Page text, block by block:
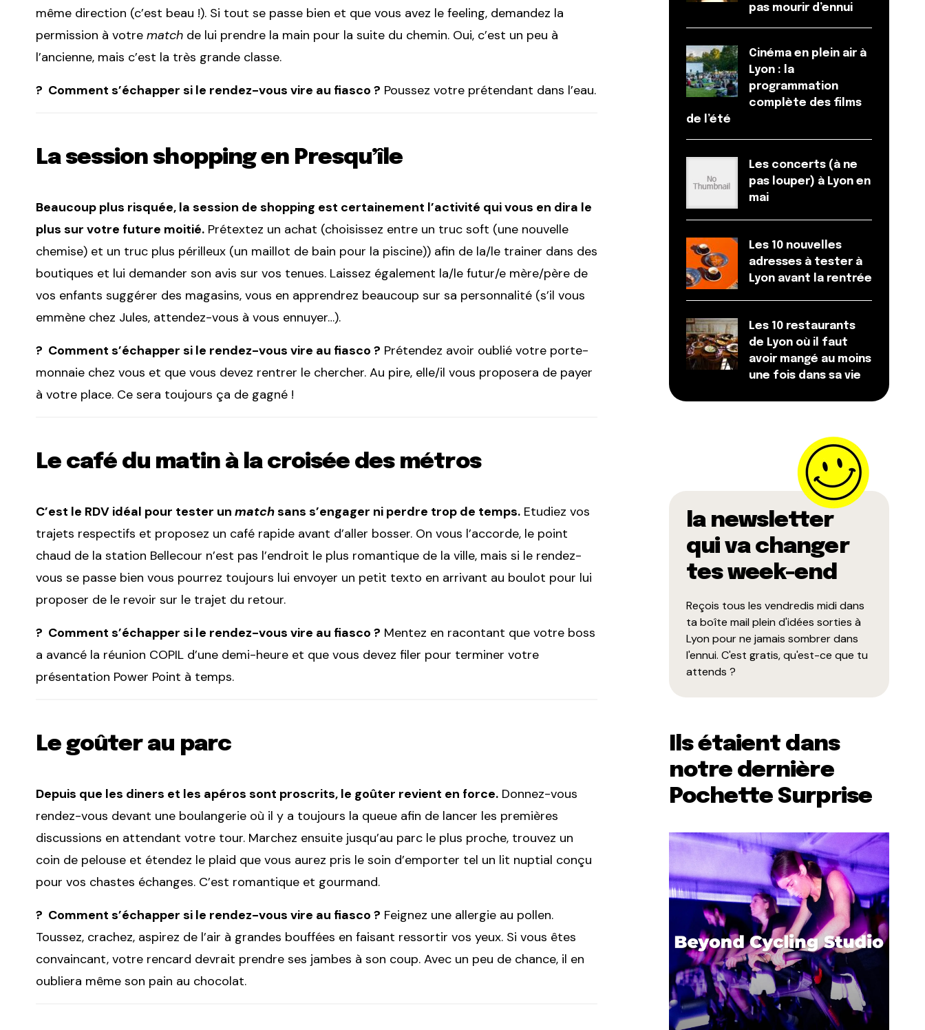
même direction (c’est beau !). Si tout se passe bien et que vous avez le feeling, demandez la
permission à votre match de lui prendre la main pour la suite du chemin. Oui, c’est un peu à
l’ancienne, mais c’est la très grande classe.
? Comment s’échapper si le rendez-vous vire au fiasco ? Poussez votre prétendant dans l’eau.
La session shopping en Presqu’île
Beaucoup plus risquée, la session de shopping est certainement l’activité qui vous en dira le
plus sur votre future moitié. Prétextez un achat (choisissez entre un truc soft (une nouvelle
chemise) et un truc plus périlleux (un maillot de bain pour la piscine)) afin de la/le trainer dans des
boutiques et lui demander son avis sur vos tenues. Laissez également la/le futur/e mère/père de
vos enfants suggérer des magasins, vous en apprendrez beaucoup sur sa personnalité (s’il vous
emmène chez Jules, attendez-vous à vous ennuyer…).
? Comment s’échapper si le rendez-vous vire au fiasco ? Prétendez avoir oublié votre porte-
monnaie chez vous et que vous devez rentrer le chercher. Au pire, elle/il vous proposera de payer
à votre place. Ce sera toujours ça de gagné !
Le café du matin à la croisée des métros
C’est le RDV idéal pour tester un matchsans s’engager ni perdre trop de temps. Etudiez vos
trajets respectifs et proposez un café rapide avant d’aller bosser. On vous l’accorde, le point
chaud de la station Bellecour n’est pas l’endroit le plus romantique de la ville, mais si le rendez-
vous se passe bien vous pourrez toujours lui envoyer un petit texto en arrivant au boulot pour lui
proposer de le revoir sur le trajet du retour.
? Comment s’échapper si le rendez-vous vire au fiasco ? Mentez en racontant que votre boss
a avancé la réunion COPIL d’une demi-heure et que vous devez filer pour terminer votre
présentation Power Point à temps.
Le goûter au parc
Depuis que les diners et les apéros sont proscrits, le goûter revient en force. Donnez-vous
rendez-vous devant une boulangerie où il y a toujours la queue afin de lancer les premières
discussions en attendant votre tour. Marchez ensuite jusqu’au parc le plus proche, trouvez un
coin de pelouse et étendez le plaid que vous aurez pris le soin d’emporter tel un lit nuptial conçu
pour vos chastes échanges. C’est romantique et gourmand.
? Comment s’échapper si le rendez-vous vire au fiasco ? Feignez une allergie au pollen.
Toussez, crachez, aspirez de l’air à grandes bouffées en faisant ressortir vos yeux. Si vous êtes
convaincant, votre rencard devrait prendre ses jambes à son coup. Avec un peu de chance, il en
oubliera même son pain au chocolat.
pas mourir d’ennui
Cinéma en plein air à
Lyon : la
programmation
complète des films
de l’été
Les concerts (à ne
pas louper) à Lyon en
mai
Les 10 nouvelles
adresses à tester à
Lyon avant la rentrée
Les 10 restaurants
de Lyon où il faut
avoir mangé au moins
une fois dans sa vie
la newsletter
qui va changer
tes week-end
Reçois tous les vendredis midi dans
ta boîte mail plein d'idées sorties à
Lyon pour ne jamais sombrer dans
l'ennui. C'est gratis, qu'est-ce que tu
attends ?
Ils étaient dans
notre dernière
Pochette Surprise